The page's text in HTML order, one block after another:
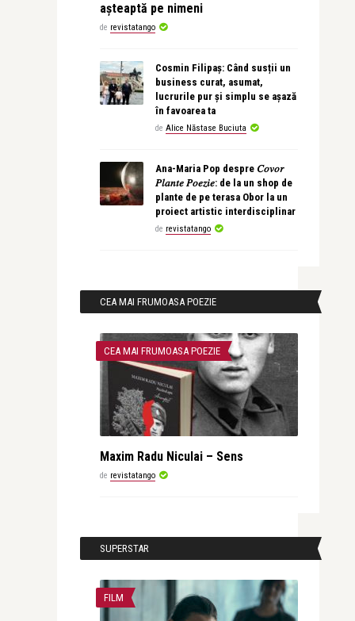
așteaptă pe nimeni
de revistatango
Cosmin Filipaș: Când susții un
business curat, asumat,
lucrurile pur și simplu se așază
în favoarea ta
de Alice Năstase Buciuta
Ana-Maria Pop despre 𝐶𝑜𝑣𝑜𝑟
𝑃𝑙𝑎𝑛𝑡𝑒 𝑃𝑜𝑒𝑧𝑖𝑒: de la un shop de
plante de pe terasa Obor la un
proiect artistic interdisciplinar
de revistatango
CEA MAI FRUMOASA POEZIE
CEA MAI FRUMOASA POEZIE
Maxim Radu Niculai – Sens
de revistatango
SUPERSTAR
FILM